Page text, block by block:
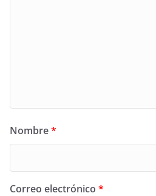
Nombre*
Correo electrónico *